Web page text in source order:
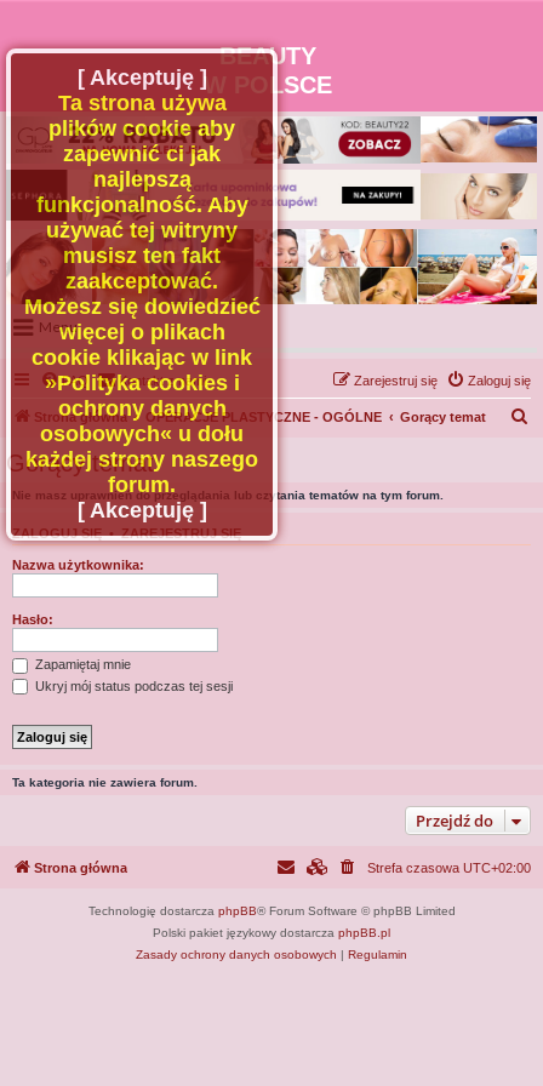
BEAUTY
W POLSCE
Menu
Portal
Facebook
Regulamin
Zapytaj administratora
Kontakt
FAQ Kontakt z nami Zaloguj się
Zarejestruj się
Strona główna OPERACJE PLASTYCZNE - OGÓLNE Gorący temat
Gorący temat
Nie masz uprawnień do przeglądania lub czytania tematów na tym forum.
ZALOGUJ SIĘ•ZAREJESTRUJ SIĘ
Nazwa użytkownika:
Hasło:
Zapamiętaj mnie
Ukryj mój status podczas tej sesji
Ta kategoria nie zawiera forum.
Przejdź do
[ Akceptuję ]
Ta strona używa
plików cookie aby
zapewnić ci jak
najlepszą
funkcjonalność. Aby
używać tej witryny
musisz ten fakt
zaakceptować.
Możesz się dowiedzieć
więcej o plikach
cookie klikając w link
»Polityka cookies i
ochrony danych
osobowych« u dołu
każdej strony naszego
forum.
[ Akceptuję ]
Strona główna Strefa czasowa UTC+02:00
Technologię dostarcza phpBB® Forum Software © phpBB Limited
Polski pakiet językowy dostarcza phpBB.pl
Zasady ochrony danych osobowych | Regulamin